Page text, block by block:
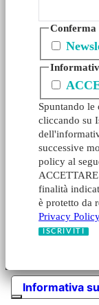
Conferma
Spuntando le
cliccando su
successive
policy al
finalità
è protetto da
Privacy
Informativa